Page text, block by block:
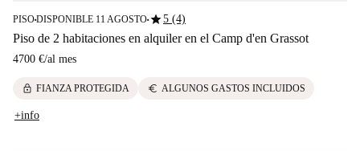
PISO■DISPONIBLE 11 AGOSTO■star5 (4)
Piso de 2 habitaciones en alquiler en el Camp d'en Grassot
4700 €/al mes
lock FIANZA PROTEGIDA euro ALGUNOS GASTOS INCLUIDOS
+info